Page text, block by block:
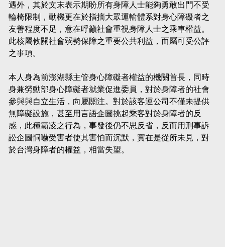
遇外，其於文末表示期盼所有身障人士能夠勇敢出門不受
輪椅限制，動機更在於指摘大眾運輸體系對身心障礙者之
友善程度不足，意在呼籲社會重視身障人士之乘車權益。
此核屬攸關社會弱勢保障之重要公共利益，而屬可受公評
之事項。
本人身為前澎湖縣主管身心障礙者權益的機關首長，同時
身兼勞動部身心障礙者就業促進委員，對於身障者的社會
參與與自立生活，向屬關注。對於該客運公司不僅未提供
無障礙設施，甚至用言語企圖挑起乘客對於身障者的反
感，此種霸凌之行為，事發後仍不思反省，反而用刑事訴
訟企圖恫嚇受害者使其害怕而沉默，實在是從所未見，對
於台灣身障者的權益，相當失望。